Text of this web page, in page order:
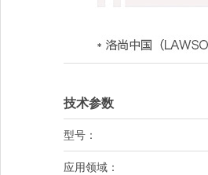
技术参数
型号：
应用领域：